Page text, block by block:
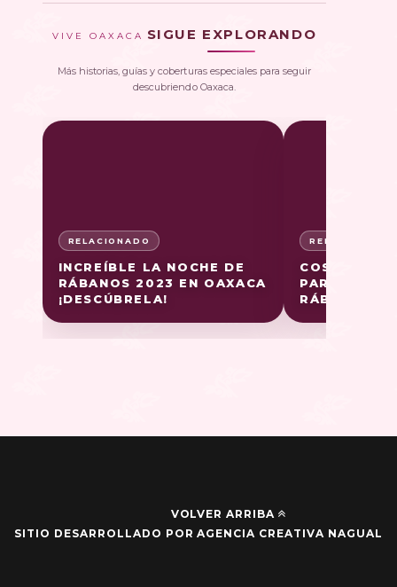
VIVE OAXACA SIGUE EXPLORANDO
Más historias, guías y coberturas especiales para seguir
descubriendo Oaxaca.
INCREÍBLE LA NOCHE DE
RÁBANOS 2023 EN OAXACA
¡DESCÚBRELA!
COSECHA
PARA LA
RÁBANOS
VOLVER ARRIBA
SITIO DESARROLLADO POR AGENCIA CREATIVA NAGUAL